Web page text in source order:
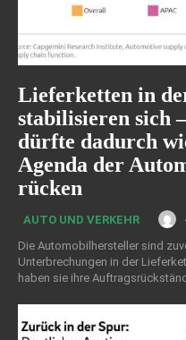
Lieferketten in
stabilisieren sich
dürfte dadurch
Agenda der
rücken
AUTO UND VERKEHR
Die Automobilhersteller sind
Unterbrechungen in der
haben sie ihre